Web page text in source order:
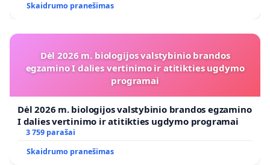
Skaidrumo pranešimas
Dėl 2026 m. biologijos valstybinio brandos
egzamino I dalies vertinimo ir atitikties ugdymo
programai
Dėl 2026 m. biologijos valstybinio brandos egzamino
I dalies vertinimo ir atitikties ugdymo programai
3 759 parašai
Skaidrumo pranešimas